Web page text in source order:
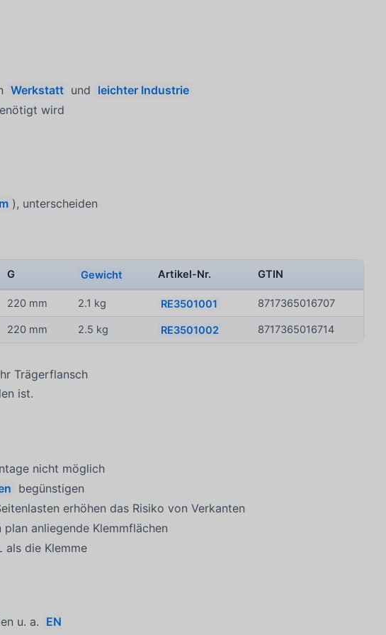
Werkstatt und leichter Industrie
wird
), unterscheiden
G Gewicht Artikel-Nr. GTIN
220 mm 2.1 kg RE3501001 8717365016707
220 mm 2.5 kg RE3501002 8717365016714
Trägerflansch
ist.
nicht möglich
begünstigen
erhöhen das Risiko von Verkanten
anliegende Klemmflächen
als die Klemme
u. a. EN